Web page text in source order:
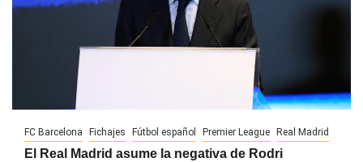
FC Barcelona Fichajes Fútbol español Premier League Real Madrid
El Real Madrid asume la negativa de Rodri